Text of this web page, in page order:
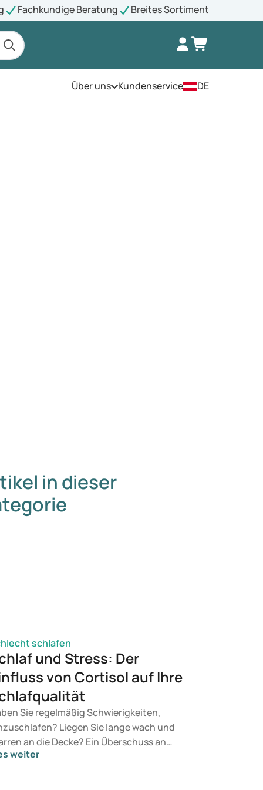
Fachkundige Beratung Breites Sortiment
Über unsÖffnen Sie das Menü
Kundenservice DE
in dieser
schlafen
und Stress: Der
von Cortisol auf Ihre
Sie regelmäßig Schwierigkeiten,
Liegen Sie lange wach und
an die Decke? Ein Überschuss an
könnte eine Ursache sein. Dieses
weiter